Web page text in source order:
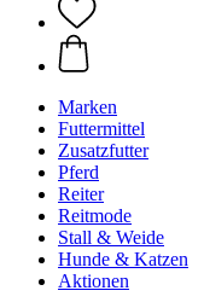
Marken
Futtermittel
Zusatzfutter
Pferd
Reiter
Reitmode
Stall & Weide
Hunde & Katzen
Aktionen